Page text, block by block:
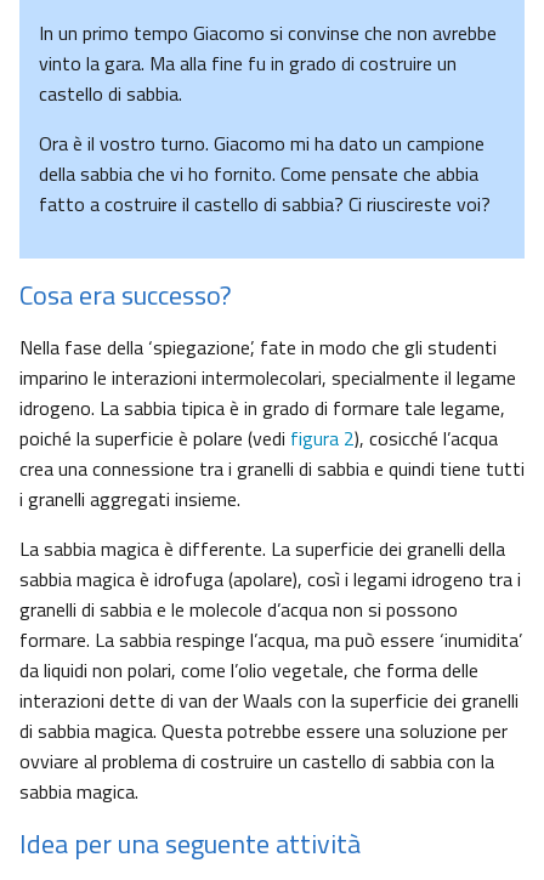
In un primo tempo Giacomo si convinse che non avrebbe
vinto la gara. Ma alla fine fu in grado di costruire un
castello di sabbia.
Ora è il vostro turno. Giacomo mi ha dato un campione
della sabbia che vi ho fornito. Come pensate che abbia
fatto a costruire il castello di sabbia? Ci riuscireste voi?
Cosa era successo?
Nella fase della ‘spiegazione’, fate in modo che gli studenti
imparino le interazioni intermolecolari, specialmente il legame
idrogeno. La sabbia tipica è in grado di formare tale legame,
poiché la superficie è polare (vedi figura 2), cosicché l’acqua
crea una connessione tra i granelli di sabbia e quindi tiene tutti
i granelli aggregati insieme.
La sabbia magica è differente. La superficie dei granelli della
sabbia magica è idrofuga (apolare), così i legami idrogeno tra i
granelli di sabbia e le molecole d’acqua non si possono
formare. La sabbia respinge l’acqua, ma può essere ‘inumidita’
da liquidi non polari, come l’olio vegetale, che forma delle
interazioni dette di van der Waals con la superficie dei granelli
di sabbia magica. Questa potrebbe essere una soluzione per
ovviare al problema di costruire un castello di sabbia con la
sabbia magica.
Idea per una seguente attività